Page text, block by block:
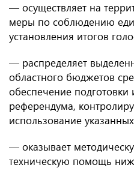
— осуществляет на
меры по соблюдению
установления итогов
— распределяет
областного бюджетов
обеспечение
референдума,
использование
— оказывает
техническую помощь